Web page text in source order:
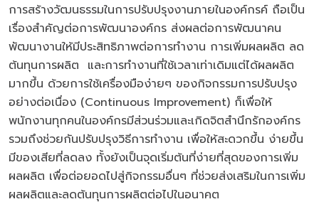
การสร้างวัฒนธรรมในการปรับปรุงงานภายในองค์กรค์ ถือเป็น
เรื่องสำคัญต่อการพัฒนาองค์กร ส่งผลต่อการพัฒนาคน
พัฒนางานให้มีประสิทธิภาพต่อการทำงาน การเพิ่มผลผลิต ลด
ต้นทุนการผลิต และการทำงานที่ใช้เวลาเท่าเดิมแต่ได้ผลผลิต
มากขึ้น ด้วยการใช้เครื่องมือง่ายๆ ของกิจกรรมการปรับปรุง
อย่างต่อเนื่อง (Continuous Improvement) ก็เพื่อให้
พนักงานทุกคนในองค์กรมีส่วนร่วมและเกิดจิตสำนึกรักองค์กร
รวมถึงช่วยกันปรับปรุงวิธีการทำงาน เพื่อให้สะดวกขึ้น ง่ายขึ้น
มีของเสียที่ลดลง ทั้งยังเป็นจุดเริ่มต้นที่ง่ายที่สุดของการเพิ่ม
ผลผลิต เพื่อต่อยอดไปสู่กิจกรรมอื่นๆ ที่ช่วยส่งเสริมในการเพิ่ม
ผลผลิตและลดต้นทุนการผลิตต่อไปในอนาคต